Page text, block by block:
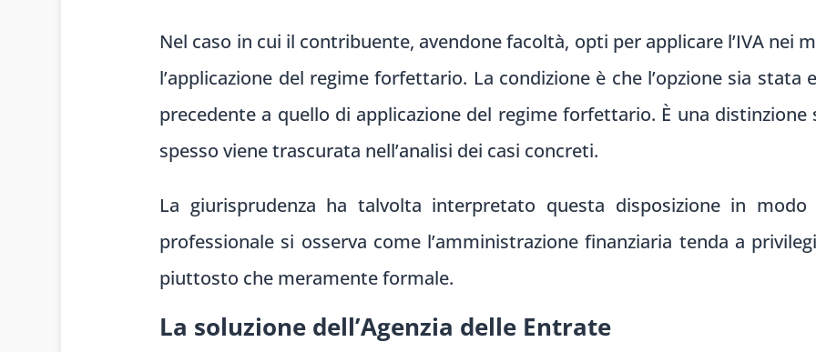
Nel caso in cui il contribuente, avendone facoltà, opti per applicare l’IVA nei
l’applicazione del regime forfettario. La condizione è che l’opzione sia stata
precedente a quello di applicazione del regime forfettario. È una
spesso viene trascurata nell’analisi dei casi concreti.
La giurisprudenza ha talvolta interpretato questa disposizione in
professionale si osserva come l’amministrazione finanziaria tenda a
piuttosto che meramente formale.
La soluzione dell’Agenzia delle Entrate